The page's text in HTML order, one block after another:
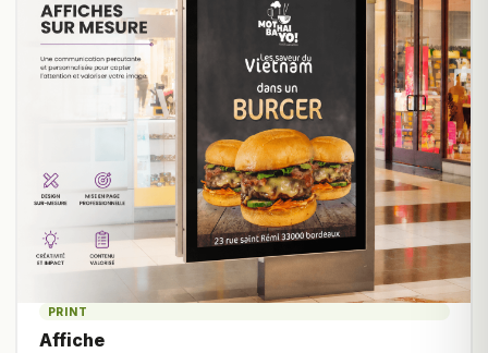
PRINT
Affiche